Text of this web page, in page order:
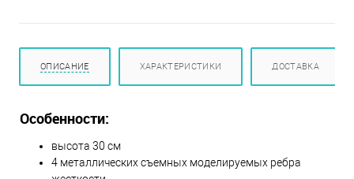
ОПИСАНИЕ ХАРАКТЕРИСТИКИ ДОСТАВКА
Особенности:
высота 30 см
4 металлических съемных моделируемых ребра